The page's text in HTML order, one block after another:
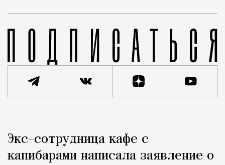
Город
Экс-сотрудница кафе с
капибарами написала заявление о